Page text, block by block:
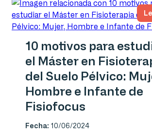
10 motivos para
el Máster en
del Suelo Pélvico:
Hombre e Infante de
Fisiofocus
Fecha: 10/06/2024